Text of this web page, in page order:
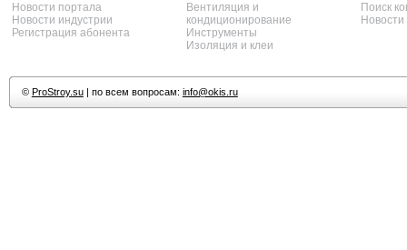
Новости портала
Новости индустрии
Регистрация абонента
Вентиляция и
кондиционирование
Инструменты
Изоляция и клеи
Поиск
© ProStroy.su| по всем вопросам: info@okis.ru